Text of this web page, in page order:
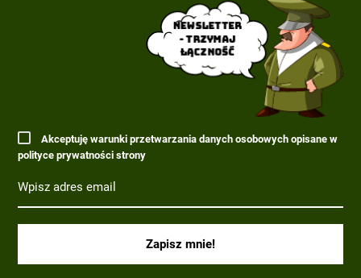
Akceptuję warunki przetwarzania danych osobowych opisane w
polityce prywatności strony
Newsletter
- trzymaj
łączność